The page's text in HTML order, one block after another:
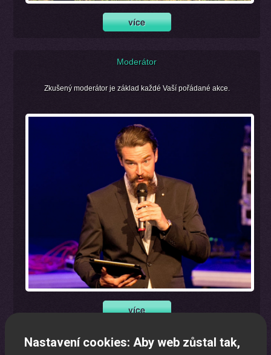
Moderátor
Zkušený moderátor je základ každé Vaší pořádané akce.
Program na firemní akci a firemní večírek na klíč
Nastavení cookies: Aby web zůstal tak,